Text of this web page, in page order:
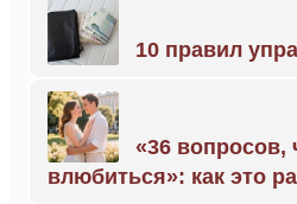
10 правил
«36 вопросов,
влюбиться»: как это